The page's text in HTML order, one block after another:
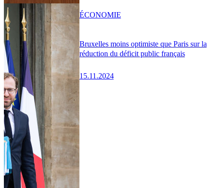
Bruxelles moins optimiste que Paris sur la
réduction du déficit public français
15.11.2024
ÉCONOMIE